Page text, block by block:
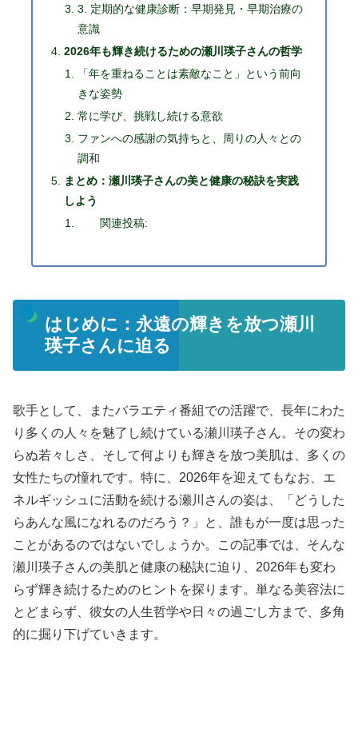
3. 定期的な健康診断：早期発見・早期治療の
意識
2026年も輝き続けるための瀬川瑛子さんの哲学
「年を重ねることは素敵なこと」という前向
きな姿勢
常に学び、挑戦し続ける意欲
ファンへの感謝の気持ちと、周りの人々との
調和
まとめ：瀬川瑛子さんの美と健康の秘訣を実践
しよう
関連投稿:
はじめに：永遠の輝きを放つ瀬川
瑛子さんに迫る
歌手として、またバラエティ番組での活躍で、長年にわた
り多くの人々を魅了し続けている瀬川瑛子さん。その変わ
らぬ若々しさ、そして何よりも輝きを放つ美肌は、多くの
女性たちの憧れです。特に、2026年を迎えてもなお、エ
ネルギッシュに活動を続ける瀬川さんの姿は、「どうした
らあんな風になれるのだろう？」と、誰もが一度は思った
ことがあるのではないでしょうか。この記事では、そんな
瀬川瑛子さんの美肌と健康の秘訣に迫り、2026年も変わ
らず輝き続けるためのヒントを探ります。単なる美容法に
とどまらず、彼女の人生哲学や日々の過ごし方まで、多角
的に掘り下げていきます。